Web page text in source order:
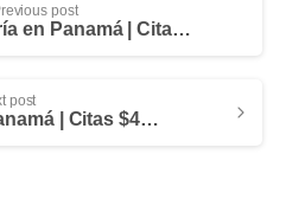
post
Odontopediatría en Panamá | Citas $45.00
post
Dentista Niños Panamá | Citas $45.00